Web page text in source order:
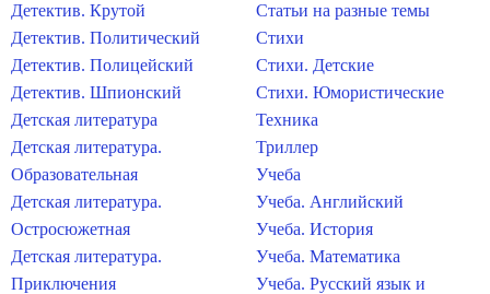
Детектив. Крутой
Детектив. Политический
Детектив. Полицейский
Детектив. Шпионский
Детская литература
Детская литература.
Образовательная
Детская литература.
Остросюжетная
Детская литература.
Приключения
Статьи на разные темы
Стихи
Стихи. Детские
Стихи. Юмористические
Техника
Триллер
Учеба
Учеба. Английский
Учеба. История
Учеба. Математика
Учеба. Русский язык и